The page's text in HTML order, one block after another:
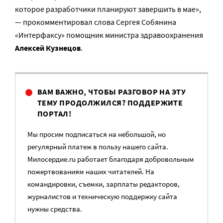
которое разработчики планируют завершить в мае»,
— прокомментировал слова Сергея Собянина
«Интерфаксу» помощник министра здравоохранения
Алексей Кузнецов.
ВАМ ВАЖНО, ЧТОБЫ РАЗГОВОР НА ЭТУ
ТЕМУ ПРОДОЛЖИЛСЯ? ПОДДЕРЖИТЕ
ПОРТАЛ!
Мы просим подписаться на небольшой, но
регулярный платеж в пользу нашего сайта.
Милосердие.ru работает благодаря добровольным
пожертвованиям наших читателей. На
командировки, съемки, зарплаты редакторов,
журналистов и техническую поддержку сайта
нужны средства.